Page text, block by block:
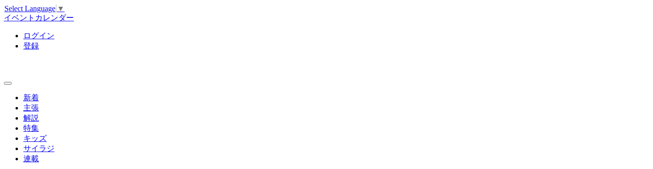
Select Language ▼
イベントカレンダー
ログイン
登録
新着
主張
解説
特集
キッズ
サイラジ
連載